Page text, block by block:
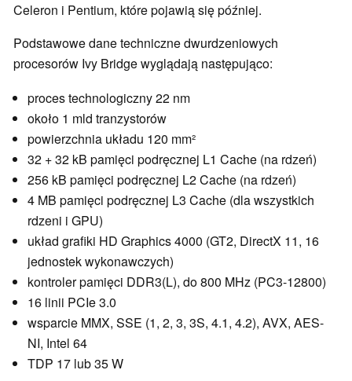
Celeron i Pentium, które pojawią się później.
Podstawowe dane techniczne dwurdzeniowych
procesorów Ivy Bridge wyglądają następująco:
proces technologiczny 22 nm
około 1 mld tranzystorów
powierzchnia układu 120 mm²
32 + 32 kB pamięci podręcznej L1 Cache (na rdzeń)
256 kB pamięci podręcznej L2 Cache (na rdzeń)
4 MB pamięci podręcznej L3 Cache (dla wszystkich
rdzeni i GPU)
układ grafiki HD Graphics 4000 (GT2, DirectX 11, 16
jednostek wykonawczych)
kontroler pamięci DDR3(L), do 800 MHz (PC3-12800)
16 linii PCIe 3.0
wsparcie MMX, SSE (1, 2, 3, 3S, 4.1, 4.2), AVX, AES-
NI, Intel 64
TDP 17 lub 35 W